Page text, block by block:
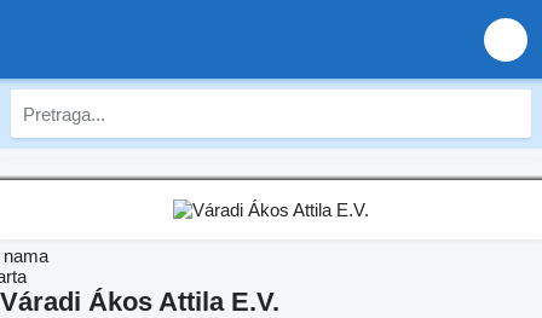
Váradi Ákos Attila E.V.